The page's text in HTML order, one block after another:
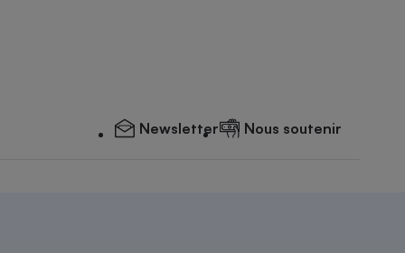
Newsletter Nous soutenir